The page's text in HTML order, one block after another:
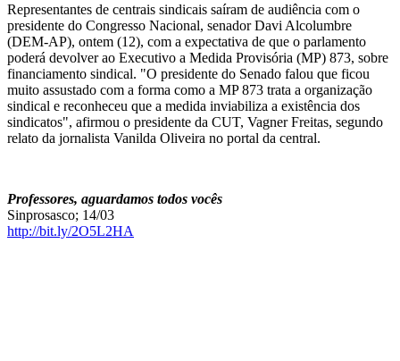
Representantes de centrais sindicais saíram de audiência com o
presidente do Congresso Nacional, senador Davi Alcolumbre
(DEM-AP), ontem (12), com a expectativa de que o parlamento
poderá devolver ao Executivo a Medida Provisória (MP) 873, sobre
financiamento sindical. "O presidente do Senado falou que ficou
muito assustado com a forma como a MP 873 trata a organização
sindical e reconheceu que a medida inviabiliza a existência dos
sindicatos", afirmou o presidente da CUT, Vagner Freitas, segundo
relato da jornalista Vanilda Oliveira no portal da central.
Professores, aguardamos todos vocês
Sinprosasco; 14/03
http://bit.ly/2O5L2HA